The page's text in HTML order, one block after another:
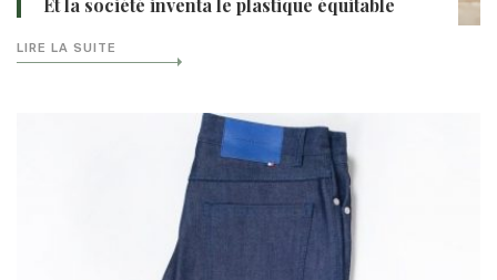
Et la société inventa le plastique équitable
LIRE LA SUITE